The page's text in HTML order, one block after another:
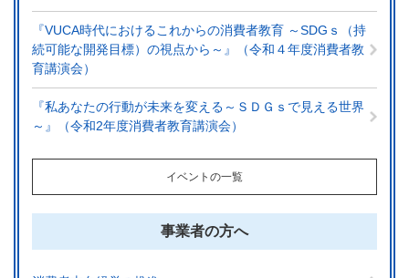
『VUCA時代におけるこれからの消費者教育 ～SDGｓ（持
続可能な開発目標）の視点から～』（令和４年度消費者教
育講演会）
『私あなたの行動が未来を変える～ＳＤＧｓで見える世界
～』（令和2年度消費者教育講演会）
イベントの一覧
事業者の方へ